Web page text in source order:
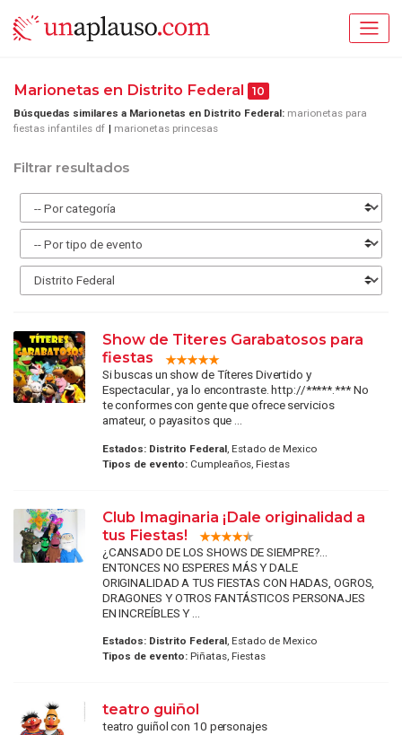
Marionetas en Distrito Federal 10
Búsquedas similares a Marionetas en Distrito Federal: marionetas para
fiestas infantiles df
marionetas princesas
Filtrar resultados
Show de Titeres Garabatosos para
fiestas
Si buscas un show de Títeres Divertido y
Espectacular , ya lo encontraste. http://*****.*** No
te conformes con gente que ofrece servicios
amateur, o payasitos que ...
Estados: Distrito Federal, Estado de Mexico
Tipos de evento:Cumpleaños, Fiestas
Club Imaginaria ¡Dale originalidad a
tus Fiestas!
¿CANSADO DE LOS SHOWS DE SIEMPRE?...
ENTONCES NO ESPERES MÁS Y DALE
ORIGINALIDAD A TUS FIESTAS CON HADAS, OGROS,
DRAGONES Y OTROS FANTÁSTICOS PERSONAJES
EN INCREÍBLES Y ...
Estados: Distrito Federal, Estado de Mexico
Tipos de evento:Piñatas, Fiestas
teatro guiñol
teatro guiñol con 10 personajes